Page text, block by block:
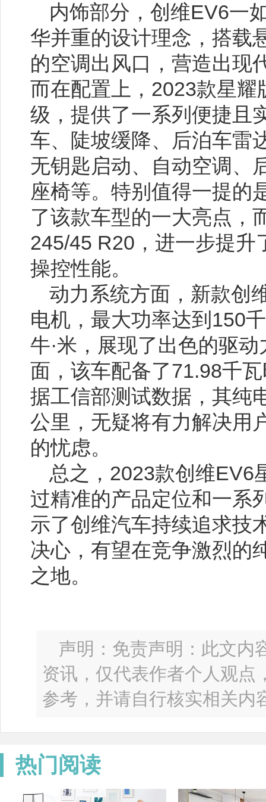
内饰部分，创维EV6一
华并重的设计理念，搭载
的空调出风口，营造出现
而在配置上，2023款星耀
级，提供了一系列便捷且
车、陡坡缓降、后泊车雷
无钥匙启动、自动空调、
座椅等。特别值得一提的
了该款车型的一大亮点，
245/45 R20，进一步提升
操控性能。
动力系统方面，新款创
电机，最大功率达到150
牛·米，展现了出色的驱
面，该车配备了71.98千
据工信部测试数据，其纯
公里，无疑将有力解决用
的忧虑。
总之，2023款创维EV6
过精准的产品定位和一系
示了创维汽车持续追求技
决心，有望在竞争激烈的
之地。
声明：免责声明：此文内
资讯，仅代表作者个人观点
参考，并请自行核实相关内
热门阅读